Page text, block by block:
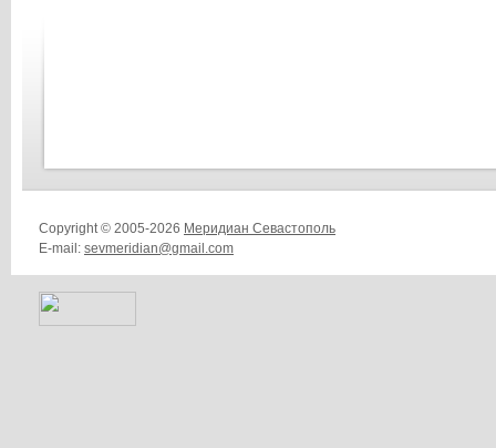
Copyright © 2005-2026 Меридиан Севастополь
E-mail: sevmeridian@gmail.com